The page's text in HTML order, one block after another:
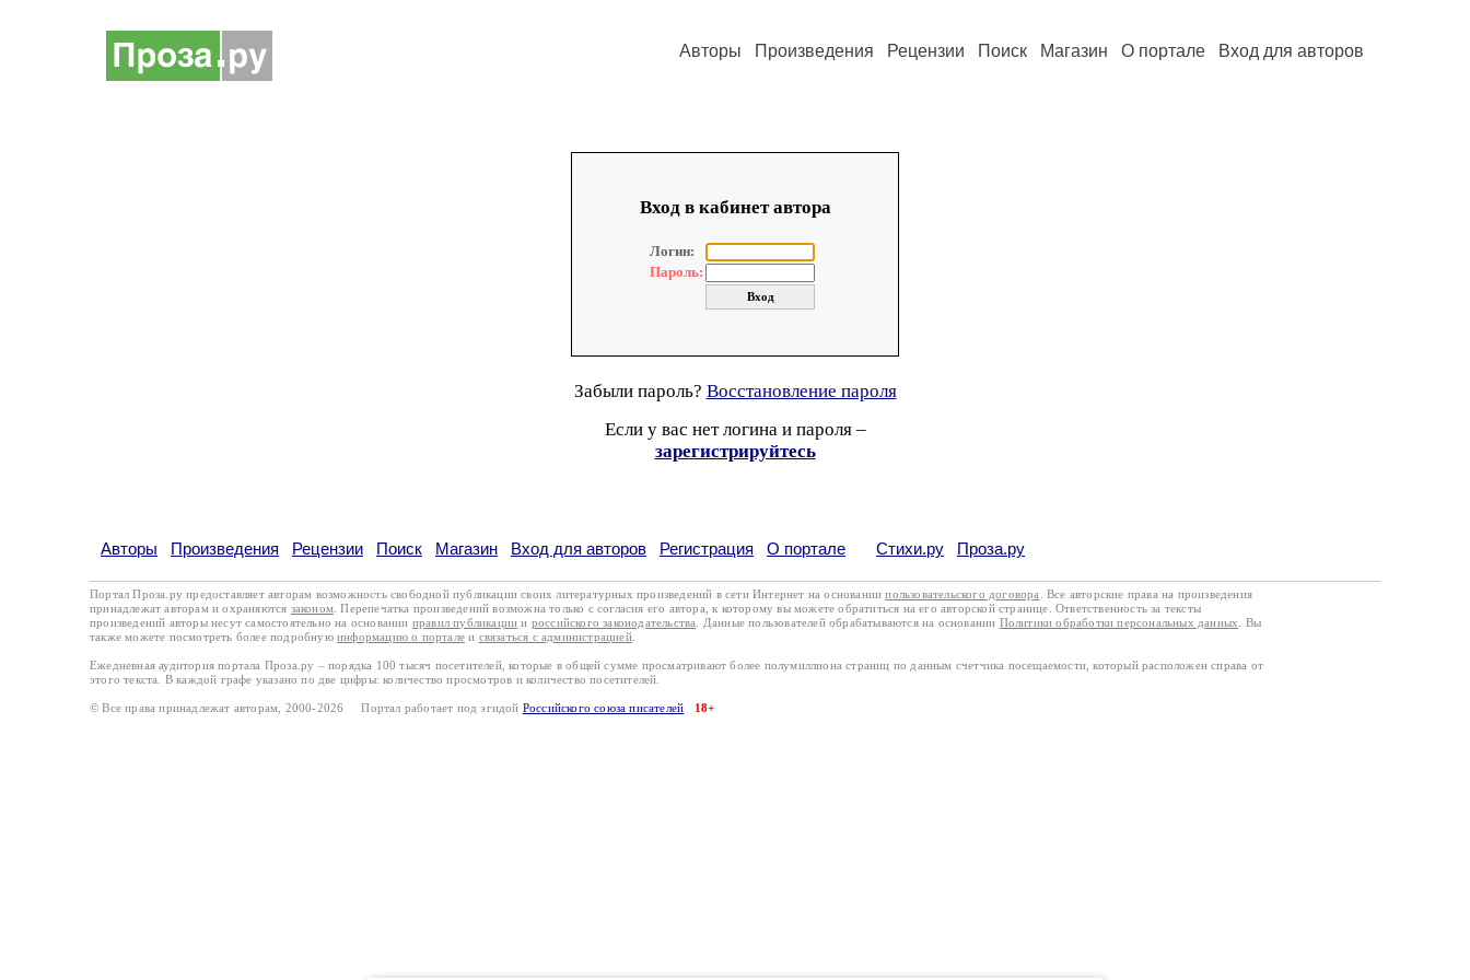
Авторы Произведения Рецензии Поиск Магазин О портале Вход для авторов
Вход в кабинет автора
Логин:
Пароль:
Забыли пароль? Восстановление пароля
Если у вас нет логина и пароля –
зарегистрируйтесь
Авторы Произведения Рецензии Поиск Магазин Вход для авторов Регистрация О портале Стихи.ру Проза.ру
Портал Проза.ру предоставляет авторам возможность свободной публикации своих литературных произведений в сети Интернет на основаниипользовательского договора
. Все авторские права на произведения
принадлежат авторам и охраняются законом . Перепечатка произведений возможна только с согласия его автора, к которому вы можете обратиться на его авторской странице. Ответственность за тексты
произведений авторы несут самостоятельно на основании правил публикации и российского законодательства . Данные пользователей обрабатываются на основании Политики обработки персональных данных
. Вы
также можете посмотреть более подробную информацию о портале и связаться с администрацией.
Ежедневная аудитория портала Проза.ру – порядка 100 тысяч посетителей, которые в общей сумме просматривают более полумиллиона страниц по данным счетчика посещаемости, который расположен справа от
этого текста. В каждой графе указано по две цифры: количество просмотров и количество посетителей.
© Все права принадлежат авторам, 2000-2026 Портал работает под эгидой Российского союза писателей 18+